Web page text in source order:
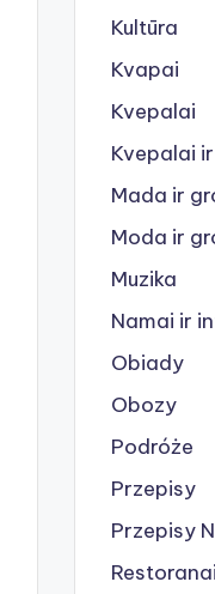
Kultūra
Kvapai
Kvepalai
Kvepalai
Mada ir
Moda ir
Muzika
Namai ir
Obiady
Obozy
Podróże
Przepisy
Przepisy
Restoranai